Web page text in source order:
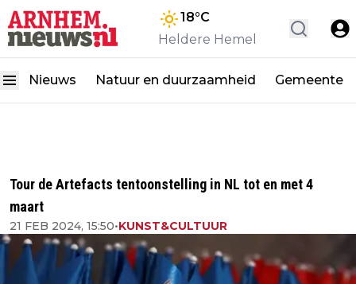
18°C
Heldere Hemel
Nieuws Natuur en duurzaamheid Gemeente
Tour de Artefacts tentoonstelling in NL tot en met 4
maart
21 FEB 2024, 15:50•KUNST&CULTUUR